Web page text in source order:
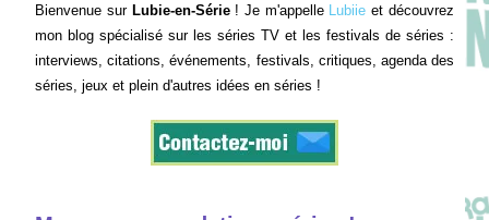
Bienvenue sur Lubie-en-Série! Je m'appelle Lubiie et découvrez
mon blog spécialisé sur les séries TV et les festivals de séries :
interviews, citations, événements, festivals, critiques, agenda des
séries, jeux et plein d'autres idées en séries !